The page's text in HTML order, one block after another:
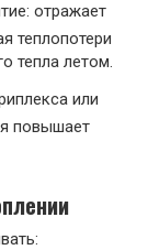
отражает
теплопотери
тепла летом.
или
повышает